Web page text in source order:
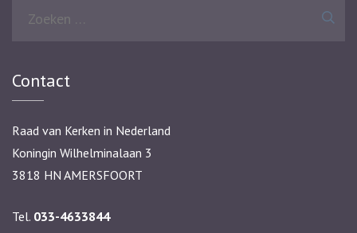
Contact
Raad van Kerken in Nederland
Koningin Wilhelminalaan 3
3818 HN AMERSFOORT
Tel. 033-4633844